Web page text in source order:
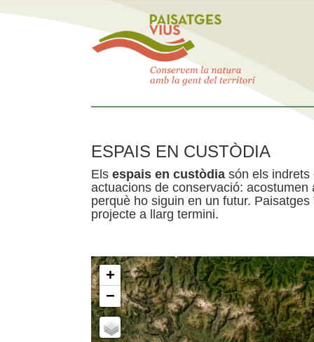
ESPAIS EN CUSTÒDIA
Els espais en custòdia són els indrets
actuacions de conservació:
perquè ho siguin en un futur.
projecte a llarg termini.
+
−